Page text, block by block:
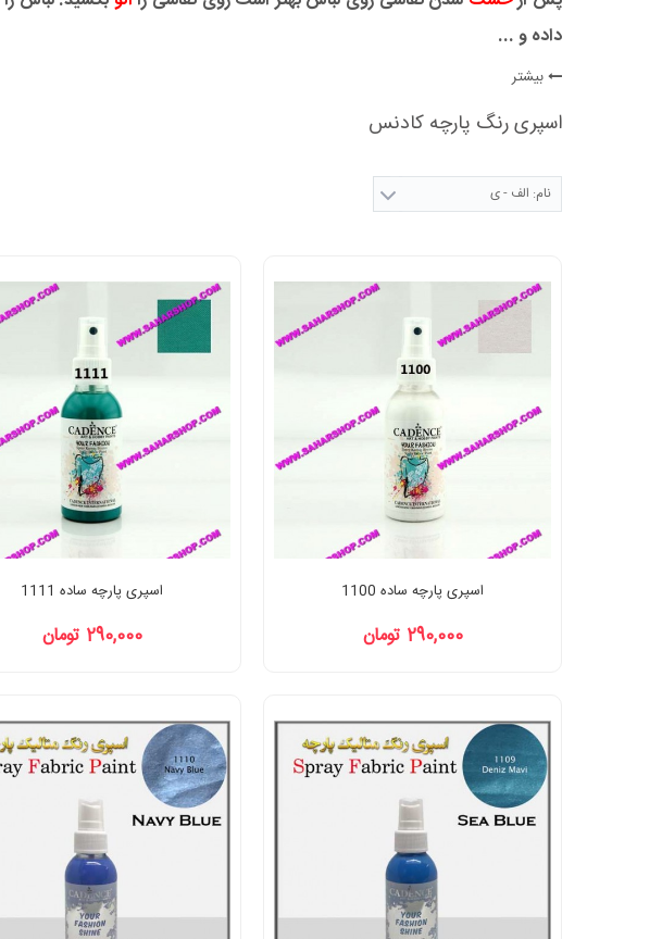
داده و ...
بیشتر
اسپری رنگ پارچه کادنس
نام: الف - ی
اسپری پارچه ساده 1100
290,000 تومان
اسپری پارچه ساده 1111
290,000 تومان